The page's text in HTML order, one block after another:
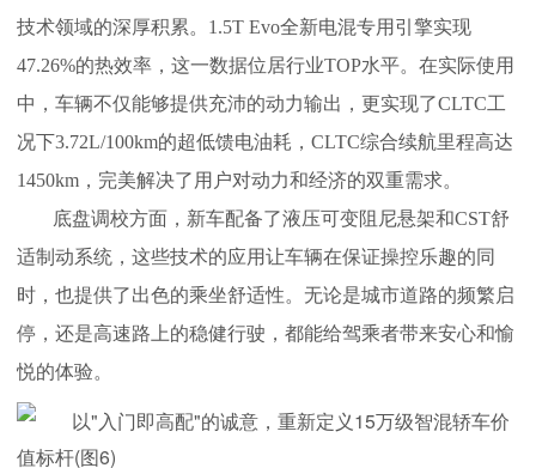
技术领域的深厚积累。1.5T Evo全新电混专用引擎实现
47.26%的热效率，这一数据位居行业TOP水平。在实际使用
中，车辆不仅能够提供充沛的动力输出，更实现了CLTC工
况下3.72L/100km的超低馈电油耗，CLTC综合续航里程高达
1450km，完美解决了用户对动力和经济的双重需求。
底盘调校方面，新车配备了液压可变阻尼悬架和CST舒
适制动系统，这些技术的应用让车辆在保证操控乐趣的同
时，也提供了出色的乘坐舒适性。无论是城市道路的频繁启
停，还是高速路上的稳健行驶，都能给驾乘者带来安心和愉
悦的体验。